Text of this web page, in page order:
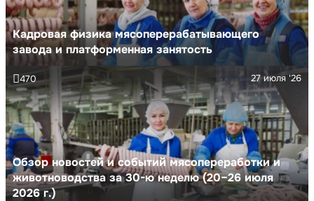
Кадровая физика мясоперерабатывающего
завода и платформенная занятость
Обзор новостей и событий мясопереработки и
животноводства за 30-ю неделю (20–26 июля
2026 г.)
27 июля '26
470